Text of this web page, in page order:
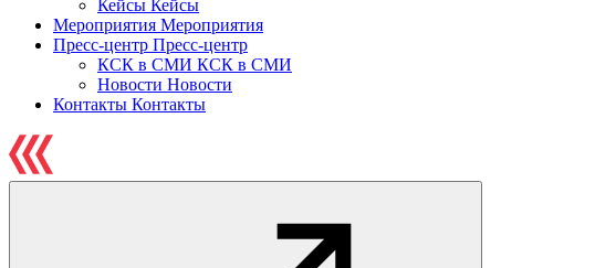
Кейсы Кейсы
Мероприятия Мероприятия
Пресс-центр Пресс-центр
КСК в СМИ КСК в СМИ
Новости Новости
Контакты Контакты